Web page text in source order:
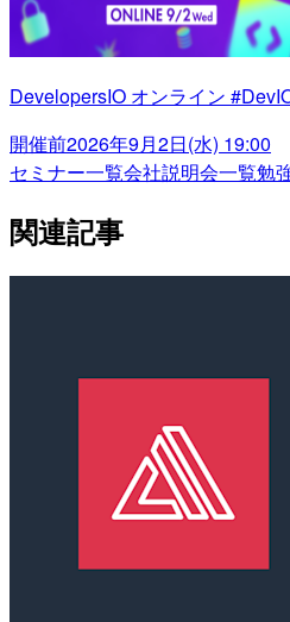
DevelopersIO オンライン
開催前2026年9月2日(水) 19:00
セミナー一覧会社説明会一覧勉
関連記事